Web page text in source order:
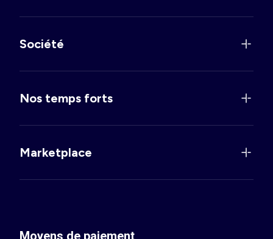
Société
Nos temps forts
Marketplace
Moyens de paiement